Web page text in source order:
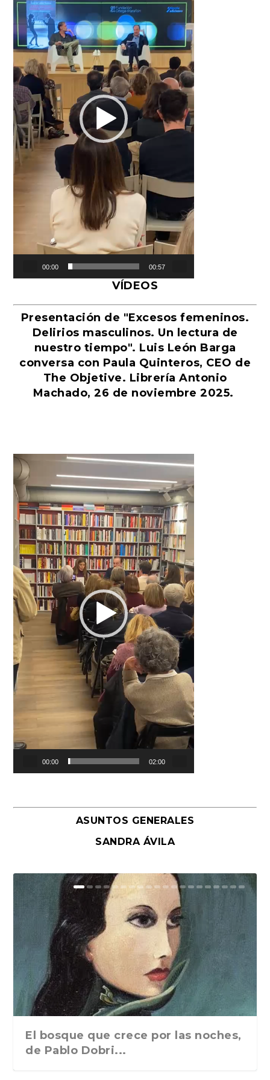
00:00 00:57
VÍDEOS
Presentación de "Excesos femeninos.
Delirios masculinos. Un lectura de
nuestro tiempo". Luis León Barga
conversa con Paula Quinteros, CEO de
The Objetive. Librería Antonio
Machado, 26 de noviembre 2025.
Reproductor
de
vídeo
00:00 02:00
ASUNTOS GENERALES
SANDRA ÁVILA
El bosque que crece por las noches,
de Pablo Dobri...